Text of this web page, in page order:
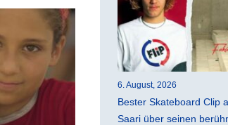
6. August, 2026
Bester Skateboard Clip
Saari über seinen